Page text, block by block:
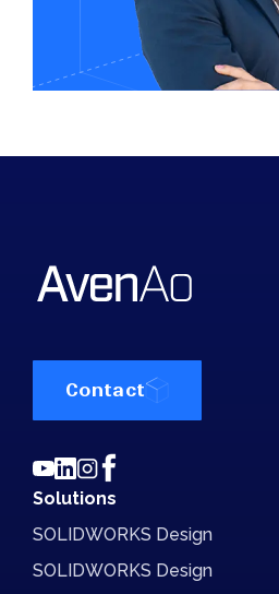
Contact
Solutions
SOLIDWORKS Design
SOLIDWORKS Design